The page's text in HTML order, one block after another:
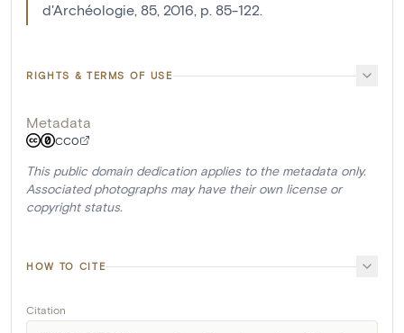
d'Archéologie, 85, 2016, p. 85-122.
RIGHTS & TERMS OF USE
Metadata
CC0
This public domain dedication applies to the metadata only.
Associated photographs may have their own license or
copyright status.
HOW TO CITE
Citation